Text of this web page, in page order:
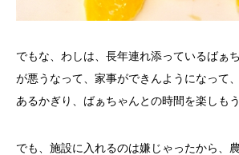
でもな、わしは、長年連れ添っているばぁ
が悪うなって、家事ができんようになって
あるかぎり、ばぁちゃんとの時間を楽しも
でも、施設に入れるのは嫌じゃったから、